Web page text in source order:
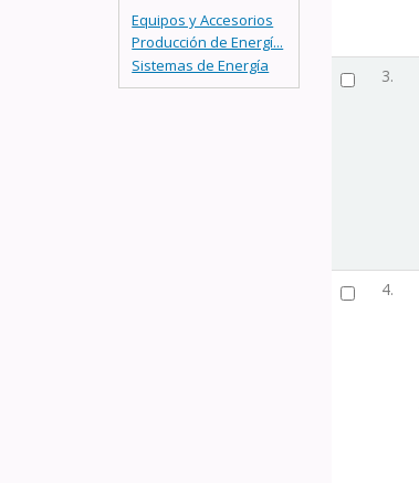
Equipos y Accesorios
Producción de Energí...
Sistemas de Energía
3.
4.